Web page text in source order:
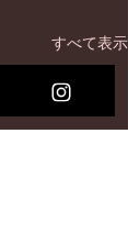
すべて表示